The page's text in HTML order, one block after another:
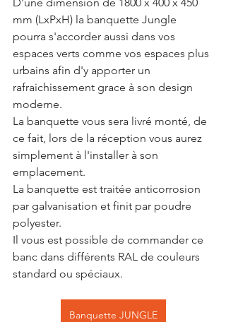
mm (LxPxH) la banquette Jungle
pourra s'accorder aussi dans vos
espaces verts comme vos espaces plus
urbains afin d'y apporter un
rafraichissement grace à son design
moderne.
La banquette vous sera livré monté, de
ce fait, lors de la réception vous aurez
simplement à l'installer à son
emplacement.
La banquette est traitée anticorrosion
par galvanisation et finit par poudre
polyester.
Il vous est possible de commander ce
banc dans différents RAL de couleurs
standard ou spéciaux.
Banquette JUNGLE